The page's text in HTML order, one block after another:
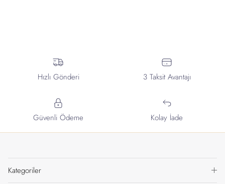
Hızlı Gönderi 3 Taksit Avantajı
Güvenli Ödeme Kolay İade
Kategoriler